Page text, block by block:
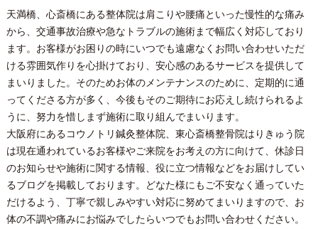
天満橋、心斎橋にある整体院は肩こりや腰痛といった慢性的な痛み
から、交通事故治療や急なトラブルの施術まで幅広く対応しており
ます。お客様がお困りの時にいつでも遠慮なくお問い合わせいただ
ける雰囲気作りを心掛けており、安心感のあるサービスを提供して
まいりました。そのためお体のメンテナンスのために、定期的に通
ってくださる方が多く、今後もそのご期待にお応えし続けられるよ
うに、努力を惜しまず施術に取り組んでまいります。
大阪府にあるコウノトリ鍼灸整体院、東心斎橋整骨院はりきゅう院
は現在通われているお客様やご来院をお考えの方に向けて、休診日
のお知らせや施術に関する情報、役に立つ情報などをお届けしてい
るブログを掲載しております。どなた様にもご不安なく通っていた
だけるよう、丁寧で親しみやすい対応に努めてまいりますので、お
体の不調や痛みにお悩みでしたらいつでもお問い合わせください。